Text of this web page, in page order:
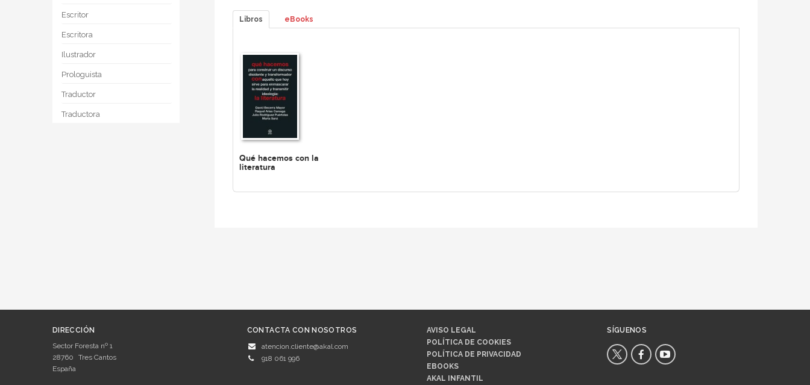
Escritor
Escritora
Ilustrador
Prologuista
Traductor
Traductora
Libros eBooks
Qué hacemos con la
literatura
DIRECCIÓN
Sector Foresta nº 1
28760
Tres Cantos
España
CONTACTA CON NOSOTROS
atencion.cliente@akal.com
918 061 996
AVISO LEGAL
POLÍTICA DE COOKIES
POLÍTICA DE PRIVACIDAD
EBOOKS
AKAL INFANTIL
SÍGUENOS